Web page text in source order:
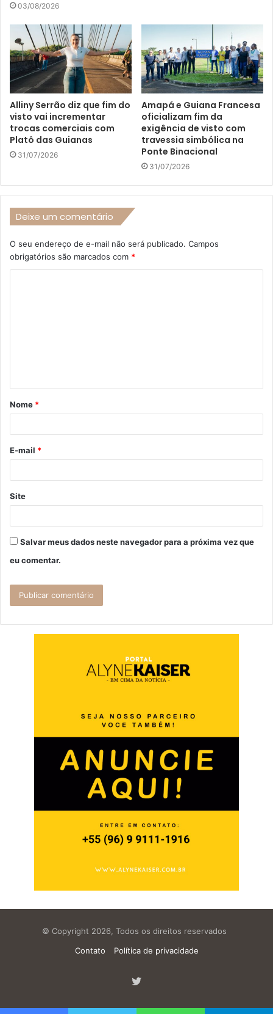
03/08/2026
Alliny Serrão diz que fim do
visto vai incrementar
trocas comerciais com
Platô das Guianas
31/07/2026
Amapá e Guiana Francesa
oficializam fim da
exigência de visto com
travessia simbólica na
Ponte Binacional
31/07/2026
Deixe um comentário
O seu endereço de e-mail não será publicado. Campos
obrigatórios são marcados com *
á
r
*
Nome *
E-mail *
Site
Salvar meus dados neste navegador para a próxima vez que
eu comentar.
© Copyright 2026, Todos os direitos reservados
Contato
Política de privacidade
Twitter